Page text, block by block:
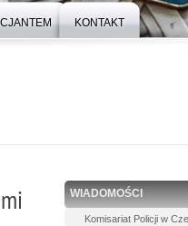
KONTAKT
WIADOMOŚCI
Komisariat Policji w